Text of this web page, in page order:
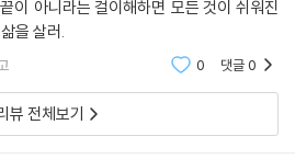
복을 방해하는 세상의 소음을 더는 우리
조한다. 두려움을 두려워하라고, 끝없는 충
을 느끼라고, 부족한 너 자신에게서 벗어
내라고, 손에 잡히지 않는 미지의 행복을 꿈
소음에서 벗어나려면, 결국 우리 자신의
이 아니라는 걸이해하면 모든 것이 쉬워진
을 살러.
0 댓글0
뷰 전체보기